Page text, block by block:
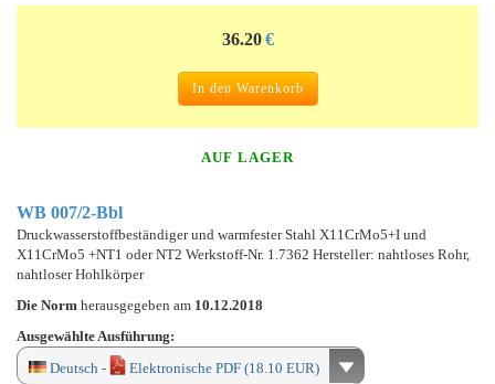
36.20 €
In den Warenkorb
AUF LAGER
WB 007/2-Bbl
Druckwasserstoffbeständiger und warmfester Stahl X11CrMo5+I und
X11CrMo5 +NT1 oder NT2 Werkstoff-Nr. 1.7362 Hersteller: nahtloses Rohr,
nahtloser Hohlkörper
Die Norm herausgegeben am 10.12.2018
Ausgewählte Ausführung:
Deutsch -
Elektronische PDF (18.10 EUR)